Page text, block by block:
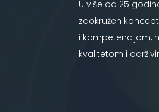
U više od 25
zaokružen
i kompetencijom,
kvalitetom i